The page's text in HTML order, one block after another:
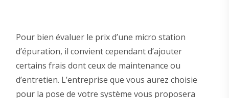
Pour bien évaluer le prix d’une micro station
d’épuration, il convient cependant d’ajouter
certains frais dont ceux de maintenance ou
d’entretien. L’entreprise que vous aurez choisie
pour la pose de votre système vous proposera